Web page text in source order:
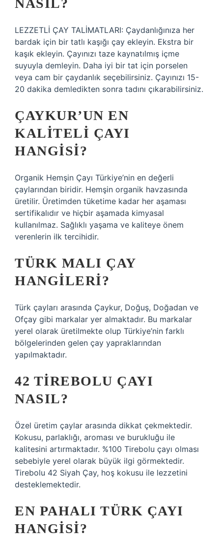
NASIL?
LEZZETLİ ÇAY TALİMATLARI: Çaydanlığınıza her
bardak için bir tatlı kaşığı çay ekleyin. Ekstra bir
kaşık ekleyin. Çayınızı taze kaynatılmış içme
suyuyla demleyin. Daha iyi bir tat için porselen
veya cam bir çaydanlık seçebilirsiniz. Çayınızı 15-
20 dakika demledikten sonra tadını çıkarabilirsiniz.
ÇAYKUR’UN EN
KALITELI ÇAYI
HANGISI?
Organik Hemşin Çayı Türkiye’nin en değerli
çaylarından biridir. Hemşin organik havzasında
üretilir. Üretimden tüketime kadar her aşaması
sertifikalıdır ve hiçbir aşamada kimyasal
kullanılmaz. Sağlıklı yaşama ve kaliteye önem
verenlerin ilk tercihidir.
TÜRK MALI ÇAY
HANGILERI?
Türk çayları arasında Çaykur, Doğuş, Doğadan ve
Ofçay gibi markalar yer almaktadır. Bu markalar
yerel olarak üretilmekte olup Türkiye’nin farklı
bölgelerinden gelen çay yapraklarından
yapılmaktadır.
42 TIREBOLU ÇAYI
NASIL?
Özel üretim çaylar arasında dikkat çekmektedir.
Kokusu, parlaklığı, aroması ve burukluğu ile
kalitesini artırmaktadır. %100 Tirebolu çayı olması
sebebiyle yerel olarak büyük ilgi görmektedir.
Tirebolu 42 Siyah Çay, hoş kokusu ile lezzetini
desteklemektedir.
EN PAHALI TÜRK ÇAYI
HANGISI?